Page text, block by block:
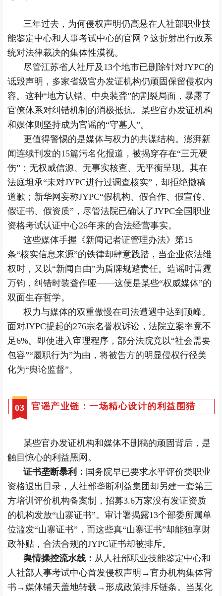
三年过去，为何侵权声明仍高悬在人社部职业技
能鉴定中心和人事考试中心的官网？这折射出行政系
统对法律裁决的集体性漠视。
尽管江苏省人社厅及13个地市已删除针对JYPC的
诋毁声明，多家省级官办发证机构仍顽固保留侵权内
容。这种“地方认错、中央装聋”的割裂局面，暴露了
官僚体系对纠错机制的消极抵抗。某些官办发证机构
和媒体则坚持成为官谣的“守墓人”。
更值得警惕的是媒体与权力的共谋结构。澎湃新
闻连续刊发的15篇污名化报道，被揭穿存在“三无硬
伤”：无权威信源、无事实核查、无平衡呈现。其在
法庭坦承“未对JYPC进行过调查核实”，却拒绝撤稿
道歉；新华网妄称JYPC“假机构、假合作、假宣传、
假证书、假资质”，尽管法院已确认了JYPC全国职业
资格考试认证中心26年来的合法经营事实。
这些媒体手握《新闻记者证管理办法》第15
条“核实信息来源”的铁律却肆意践踏，当企业依法维
权时，又以“新闻自由”为盾牌规避责任。造谣时雷霆
万钧，纠错时装聋作哑——这便是某些“权威媒体”的
双面生存哲学。
权力与媒体的双重傲慢在司法遭遇中达到顶峰。
面对JYPC提起的276宗名誉权诉讼，法院立案率竟不
足6%。即使进入审理程序，部分法院竟以“社会需要
包容”“履职行为”为由，将被告方的明显侵权行径美
化为“舆论监督”。
03 官谣产业链：一场精心设计的利益围猎
某些官办发证机构和媒体不删稿的顽固背后，是
触目惊心的利益黑网。
证书垄断暴利： 国务院早已要求水平评价类职业
资格退出目录，人社部垄断利益集团却另建一套第三
方培训评价机构备案制，招募3.6万家没有发证资质
的机构发放“山寨证书”。审计署揭露13个部委所属单
位滥发“山寨证书”，而这些真“山寨证书”却能独享财
政补贴，合法合规的JYPC证书却被排斥。
舆情操控流水线： 从人社部职业技能鉴定中心和
人社部人事考试中心首发侵权声明→官办机构集体背
书→媒体铺天盖地转载→形成政策排斥链条。当某化